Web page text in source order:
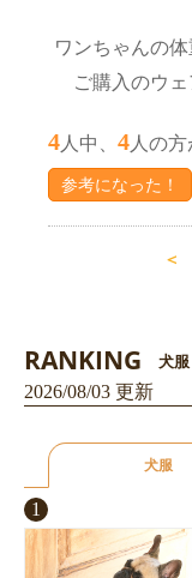
ワンちゃんの
ご購入のウ
4 人中、 4 人の
参考になった！
＜
RANKING 犬
2026/08/03 更新
犬服
1